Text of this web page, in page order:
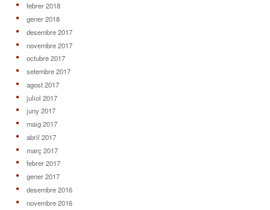
febrer 2018
gener 2018
desembre 2017
novembre 2017
octubre 2017
setembre 2017
agost 2017
juliol 2017
juny 2017
maig 2017
abril 2017
març 2017
febrer 2017
gener 2017
desembre 2016
novembre 2016